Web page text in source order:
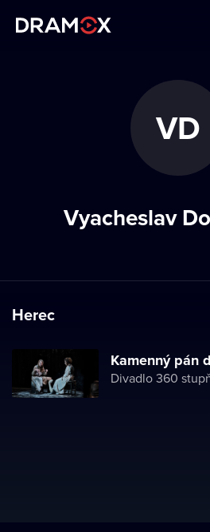
VD
Vyacheslav
Herec
Kamenný pán
Divadlo 360